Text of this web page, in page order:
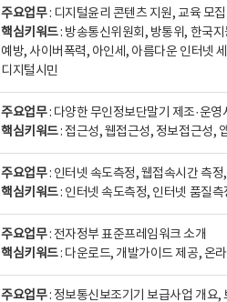
주요업무: 디지털윤리 콘텐츠 지원, 교육 모
핵심키워드: 방송통신위원회, 방통위, 한국
예방, 사이버폭력, 아인세, 아름다운 인터넷
디지털시민
주요업무: 다양한 무인정보단말기 제조·운영
핵심키워드: 접근성, 웹접근성, 정보접근성,
주요업무: 인터넷 속도측정, 웹접속시간 측
핵심키워드: 인터넷 속도측정, 인터넷 품질
주요업무: 전자정부 표준프레임워크 소개
핵심키워드: 다운로드, 개발가이드 제공, 온
주요업무: 정보통신보조기기 보급사업 개요,